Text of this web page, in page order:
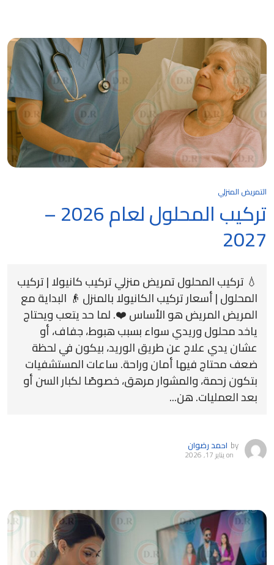
التمريض المنزلي
تركيب المحلول لعام 2026 –
2027
💧 تركيب المحلول تمريض منزلي تركيب كانيولا | تركيب
المحلول | أسعار تركيب الكانيولا بالمنزل 👴 البداية مع
المريض المريض هو الأساس ❤️. لما حد يتعب ويحتاج
ياخد محلول وريدي سواء بسبب هبوط، جفاف، أو
عشان يدي علاج عن طريق الوريد، بيكون في لحظة
ضعف محتاج فيها أمان وراحة. ساعات المستشفيات
بتكون زحمة، والمشوار مرهق، خصوصًا لكبار السن أو
بعد العمليات. هن...
by احمد رضوان
onيناير 17, 2026